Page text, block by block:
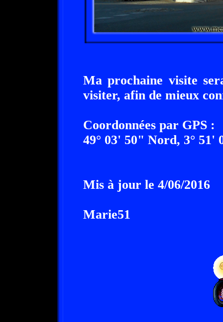
Ma prochaine visite
visiter, afin de mieux
Coordonnées par GPS :
49° 03' 50" Nord, 3° 51'
Mis à jour le 4/06/2016
Marie51